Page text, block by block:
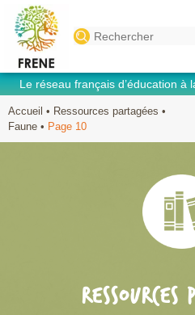
Search
for:
Le réseau français d’éducation à
Accueil • Ressources partagées •
Faune • Page 10
RESSOURCES